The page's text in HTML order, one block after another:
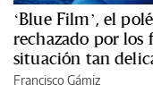
‘Blue Film’, el
rechazado por los
situación tan
Francisco Gámiz